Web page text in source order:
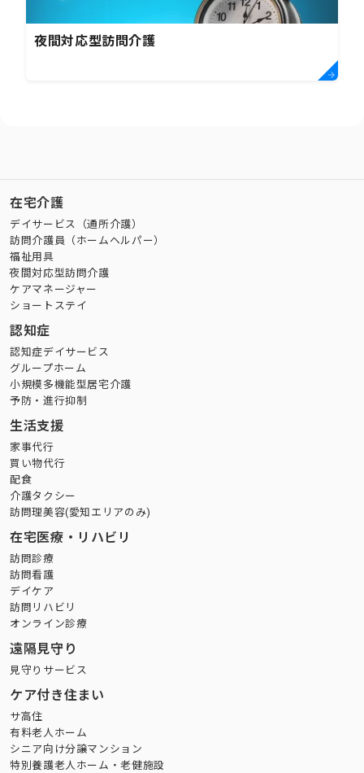
夜間対応型訪問介護
在宅介護
デイサービス（通所介護）
訪問介護員（ホームヘルパー）
福祉用具
夜間対応型訪問介護
ケアマネージャー
ショートステイ
認知症
認知症デイサービス
グループホーム
小規模多機能型居宅介護
予防・進行抑制
生活支援
家事代行
買い物代行
配食
介護タクシー
訪問理美容(愛知エリアのみ)
在宅医療・リハビリ
訪問診療
訪問看護
デイケア
訪問リハビリ
オンライン診療
遠隔見守り
見守りサービス
ケア付き住まい
サ高住
有料老人ホーム
シニア向け分譲マンション
特別養護老人ホーム・老健施設